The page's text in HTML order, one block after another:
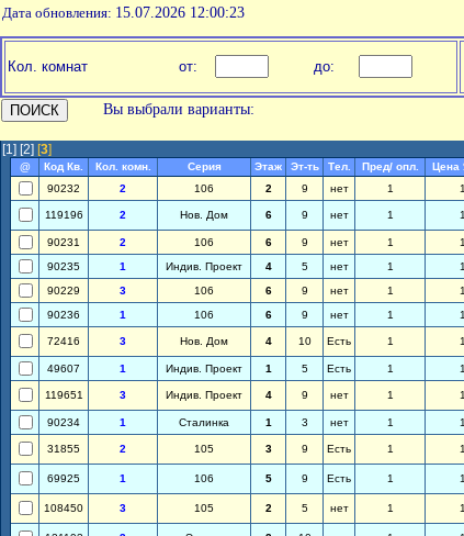
Дата обновления: 15.07.2026 12:00:23
Кол. комнат от: до:
Вы выбрали варианты:
[1] [2] [3]
@ Код Кв. Кол. комн. Серия Этаж Эт-ть Тел. Пред/ опл. Цена
90232
2 106 2 9 нет 1 1
119196 2 Нов. Дом 6 9 нет 1 1
90231 2 106 6 9 нет 1 1
90235
1 Индив. Проект 4 5 нет 1 1
90229
3 106 6 9 нет 1 1
90236
1 106 6 9 нет 1 1
72416 3 Нов. Дом 4 10 Есть 1 1
49607 1 Индив. Проект 1 5 Есть 1 1
119651 3 Индив. Проект 4 9 нет 1 1
90234 1 Сталинка 1 3 нет 1 1
31855 2 105 3 9 Есть 1 1
69925 1 106 5 9 Есть 1 1
108450 3 105 2 5 нет 1 1